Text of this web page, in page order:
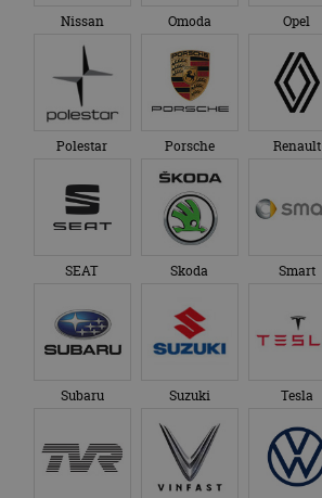
Nissan Omoda Opel
Polestar Porsche Renault
SEAT Skoda Smart
Subaru Suzuki Tesla